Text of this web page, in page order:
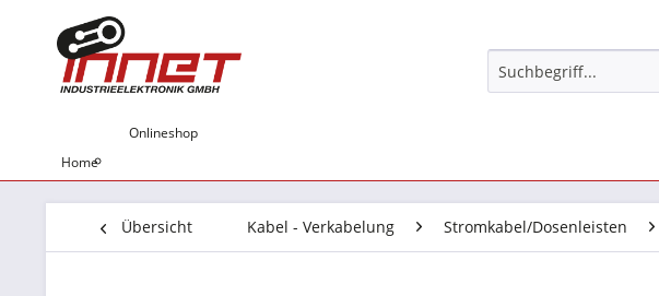
Home
Onlineshop
Übersicht Kabel - Verkabelung Stromkabel/Dosenleisten